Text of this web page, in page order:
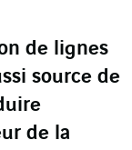
de lignes
source de
de la